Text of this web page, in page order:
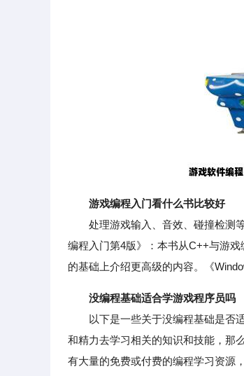
游戏编程入门看什么书比较好
处理游戏输入、音效、碰撞检测等
编程入门第4版》：本书从C++与游
的基础上介绍更高级的内容。《
没编程基础适合学游戏程序员吗
以下是一些关于没编程基础是否适
和精力去学习相关的知识和技能，那
有大量的免费或付费的编程学习资源